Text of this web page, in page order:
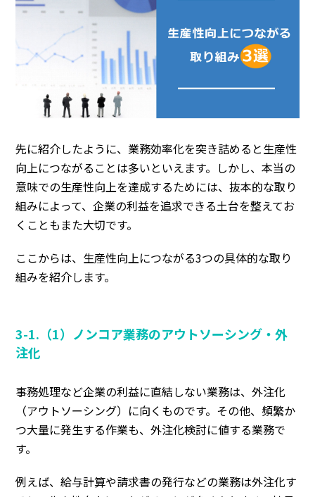
先に紹介したように、業務効率化を突き詰めると生産性
向上につながることは多いといえます。しかし、本当の
意味での生産性向上を達成するためには、抜本的な取り
組みによって、企業の利益を追求できる土台を整えてお
くこともまた大切です。
ここからは、生産性向上につながる3つの具体的な取り
組みを紹介します。
3-1.（1）ノンコア業務のアウトソーシング・外
注化
事務処理など企業の利益に直結しない業務は、外注化
（アウトソーシング）に向くものです。その他、頻繁か
つ大量に発生する作業も、外注化検討に値する業務で
す。
例えば、給与計算や請求書の発行などの業務は外注化す